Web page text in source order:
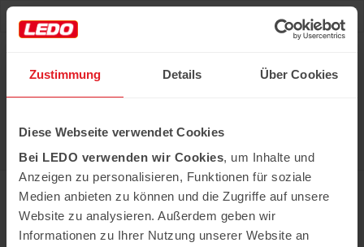
Zustimmung Details Über Cookies
Diese Webseite verwendet Cookies
Bei LEDO verwenden wir Cookies, um Inhalte und
Anzeigen zu personalisieren, Funktionen für soziale
Medien anbieten zu können und die Zugriffe auf unsere
Website zu analysieren. Außerdem geben wir
Informationen zu Ihrer Nutzung unserer Website an
Alle notwendigen Produkte können Sie im Netzwerk
unserer Supermärkte Ledo kaufen
Erfahren Sie mehr
In der Kühweid 2a D-76661 Philippsburg-